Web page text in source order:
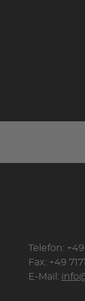
Telefon: +49
Fax: +49
E-Mail: